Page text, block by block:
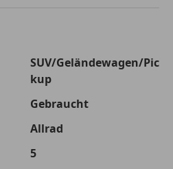
120 Monate
€ 75 000,-
SUV/Geländewagen/Pic
kup
Gebraucht
Allrad
5